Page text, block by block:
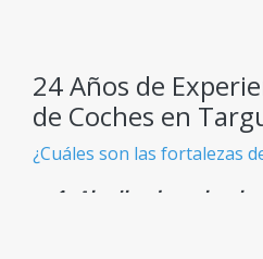
24 Años de
de Coches en
¿Cuáles son las fortalezas
Alquiler de coches